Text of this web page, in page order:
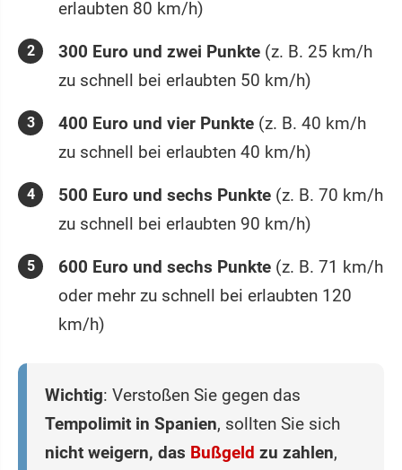
erlaubten 80 km/h)
300 Euro und zwei Punkte (z. B. 25 km/h
zu schnell bei erlaubten 50 km/h)
400 Euro und vier Punkte (z. B. 40 km/h
zu schnell bei erlaubten 40 km/h)
500 Euro und sechs Punkte (z. B. 70 km/h
zu schnell bei erlaubten 90 km/h)
600 Euro und sechs Punkte (z. B. 71 km/h
oder mehr zu schnell bei erlaubten 120
km/h)
Wichtig: Verstoßen Sie gegen das
Tempolimit in Spanien, sollten Sie sich
nicht weigern, das Bußgeld zu zahlen,